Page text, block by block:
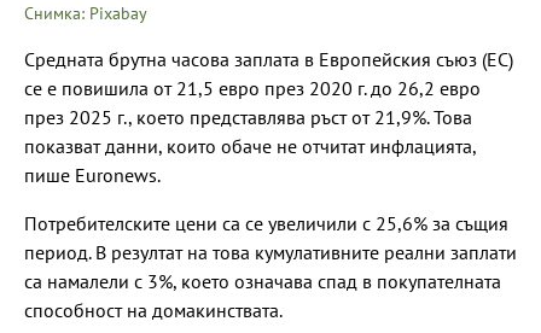
Снимка: Pixabay
Средната брутна часова заплата в Европейския съюз (ЕС)
се е повишила от 21,5 евро през 2020 г. до 26,2 евро
през 2025 г., което представлява ръст от 21,9%. Това
показват данни, които обаче не отчитат инфлацията,
пише Euronews.
Потребителските цени са се увеличили с 25,6% за същия
период. В резултат на това кумулативните реални заплати
са намалели с 3%, което означава спад в покупателната
способност на домакинствата.